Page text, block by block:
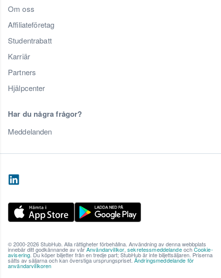
Om oss
Affiliateföretag
Studentrabatt
Karriär
Partners
Hjälpcenter
Har du några frågor?
Meddelanden
© 2000-2026 StubHub. Alla rättigheter förbehållna. Användning av denna webbplats
innebär ditt godkännande av vårAnvändarvillkor,sekretessmeddelandeochCookie-
avisering. Du köper biljetter från en tredje part; StubHub är inte biljettsäljaren. Priserna
sätts av säljarna och kan överstiga ursprungspriset. Ändringsmeddelande för
användarvillkoren